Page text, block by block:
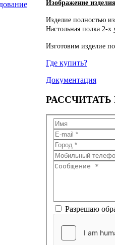
Изображение
Изделие полностью
Настольная полка 2-х
Изготовим изделие
Где купить?
Документация
РАССЧИТАТЬ
Разрешаю